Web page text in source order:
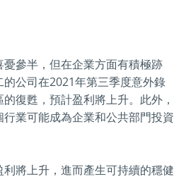
參半，但在企業方面有積極跡
公司在2021年第三季度意外錄
復甦，預計盈利將上升。此外，
業可能成為企業和公共部門投資
將上升，進而產生可持續的穩健